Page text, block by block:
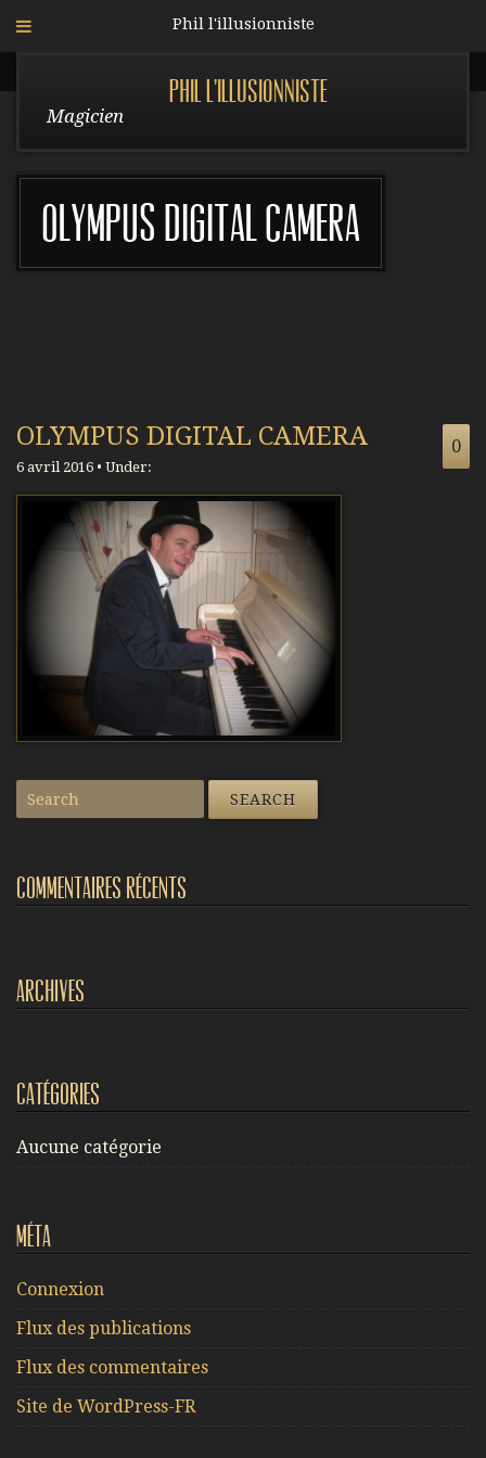
Phil l'illusionniste
Phil l'illusionniste
Magicien
OLYMPUS DIGITAL CAMERA
OLYMPUS DIGITAL CAMERA
6 avril 2016 • Under:
0
Commentaires récents
Archives
Catégories
Aucune catégorie
Méta
Connexion
Flux des publications
Flux des commentaires
Site de WordPress-FR